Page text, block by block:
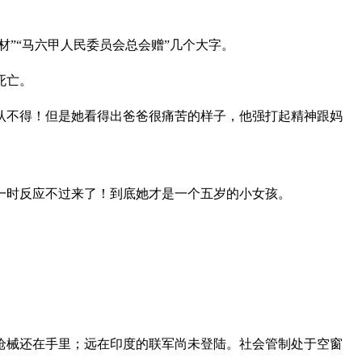
马六甲人民委员会总会赠”几个大字。
。
得！但是她看得出爸爸很痛苦的样子，他强打起精神跟妈
反应不过来了！到底她才是一个五岁的小女孩。
还在手里；远在印度的联军尚未登陆。社会管制处于空窗